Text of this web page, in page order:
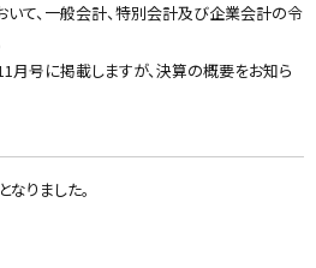
て、一般会計、特別会計及び企業会計の令
月号に掲載しますが、決算の概要をお知ら
りました。